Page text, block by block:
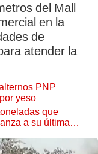
del Mall
en la
de
atender la
PNP
yeso
que
a su última